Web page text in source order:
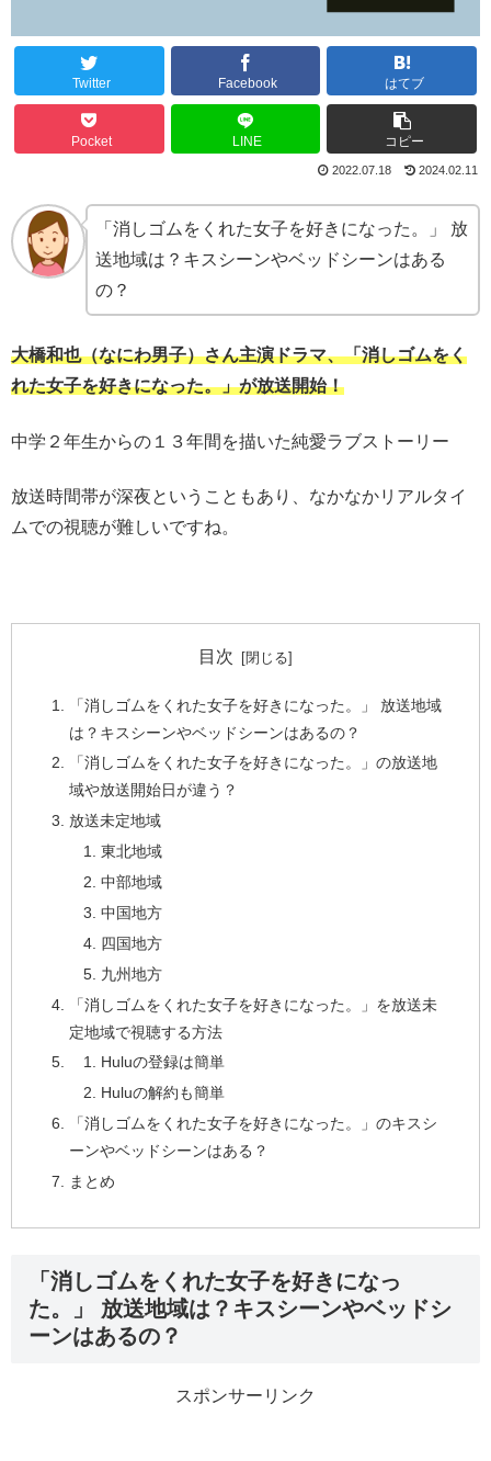
Twitter Facebook はてブ
Pocket LINE コピー
2024.02.11
2022.07.18
「消しゴムをくれた女子を好きになった。」 放
送地域は？キスシーンやベッドシーンはある
の？
大橋和也（なにわ男子）さん主演ドラマ、「消しゴムをく
れた女子を好きになった。」が放送開始！
中学２年生からの１３年間を描いた純愛ラブストーリー
放送時間帯が深夜ということもあり、なかなかリアルタイ
ムでの視聴が難しいですね。
目次
「消しゴムをくれた女子を好きになった。」 放送地域
は？キスシーンやベッドシーンはあるの？
「消しゴムをくれた女子を好きになった。」の放送地
域や放送開始日が違う？
放送未定地域
東北地域
中部地域
中国地方
四国地方
九州地方
「消しゴムをくれた女子を好きになった。」を放送未
定地域で視聴する方法
Huluの登録は簡単
Huluの解約も簡単
「消しゴムをくれた女子を好きになった。」のキスシ
ーンやベッドシーンはある？
まとめ
「消しゴムをくれた女子を好きになっ
た。」 放送地域は？キスシーンやベッドシ
ーンはあるの？
スポンサーリンク